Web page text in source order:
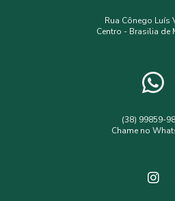
assistência técnica
empresa de assistência técnica e
empresa de engenharia ambiental
Rua Cônego Luís
Centro - Brasilia de
(38) 99859-
Chame no